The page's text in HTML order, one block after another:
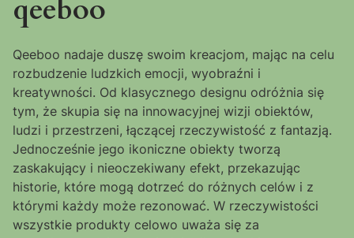
qeeboo
Qeeboo nadaje duszę swoim kreacjom, mając na celu
rozbudzenie ludzkich emocji, wyobraźni i
kreatywności. Od klasycznego designu odróżnia się
tym, że skupia się na innowacyjnej wizji obiektów,
ludzi i przestrzeni, łączącej rzeczywistość z fantazją.
Jednocześnie jego ikoniczne obiekty tworzą
zaskakujący i nieoczekiwany efekt, przekazując
historie, które mogą dotrzeć do różnych celów i z
którymi każdy może rezonować. W rzeczywistości
wszystkie produkty celowo uważa się za